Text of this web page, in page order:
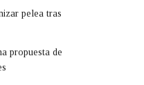
pelea tras
propuesta de